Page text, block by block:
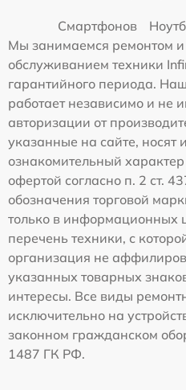
Смартфонов
Мы занимаемся ремонтом и
обслуживанием техники
гарантийного периода.
работает независимо и не
авторизации от
указанные на сайте, носят
ознакомительный
офертой согласно п. 2 ст.
обозначения торговой
только в информационных
перечень техники, с
организация не
указанных товарных
интересы. Все виды
исключительно на
законном гражданском
1487 ГК РФ.